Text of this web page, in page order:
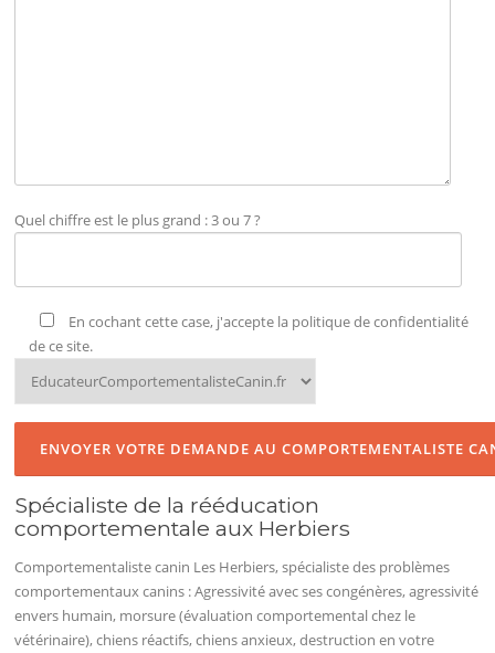
Quel chiffre est le plus grand : 3 ou 7 ?
En cochant cette case, j'accepte la politique de confidentialité
de ce site.
Spécialiste de la rééducation
comportementale aux Herbiers
Comportementaliste canin Les Herbiers, spécialiste des problèmes
comportementaux canins : Agressivité avec ses congénères, agressivité
envers humain, morsure (évaluation comportemental chez le
vétérinaire), chiens réactifs, chiens anxieux, destruction en votre